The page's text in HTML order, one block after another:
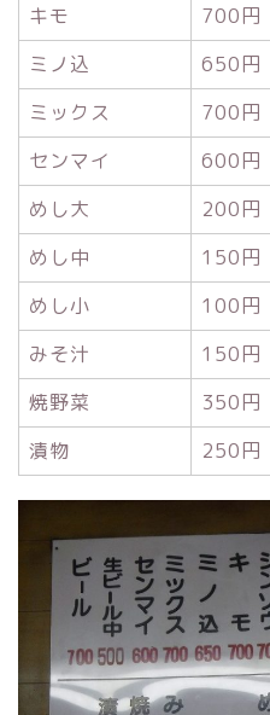
キモ
700円
ミノ込
650円
ミックス
700円
センマイ
600円
めし大
200円
めし中
150円
めし小
100円
みそ汁
150円
焼野菜
350円
漬物
250円